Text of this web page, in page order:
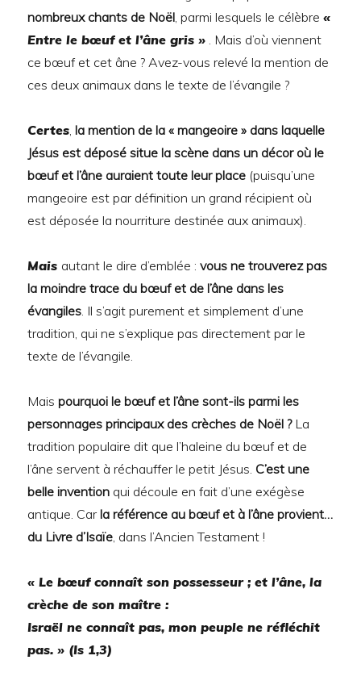
nombreux chants de Noël , parmi lesquels le célèbre«
Entre le bœuf et l’âne gris » . Mais d’où viennent
ce bœuf et cet âne ? Avez-vous relevé la mention de
ces deux animaux dans le texte de l’évangile ?
Certes la mention de la « mangeoire » dans laquelle
Jésus est déposé situe la scène dans un décor où le
bœuf et l’âne auraient toute leur place (puisqu’une
mangeoire est par définition un grand récipient où
est déposée la nourriture destinée aux animaux).
Mais autant le dire d’emblée :vous ne trouverez pas
la moindre trace du bœuf et de l’âne dans les
évangiles . Il s’agit purement et simplement d’une
tradition, qui ne s’explique pas directement par le
texte de l’évangile.
Maispourquoi le bœuf et l’âne sont-ils parmi les
personnages principaux des crèches de Noël ?La
tradition populaire dit que l’haleine du bœuf et de
l’âne servent à réchauffer le petit Jésus. C’est une
belle invention qui découle en fait d’une exégèse
antique. Car la référence au bœuf et à l’âne provient…
du Livre d’Isaïe , dans l’Ancien Testament !
« Le bœuf connaît son possesseur ; et l’âne, la
crèche de son maître :
Israël ne connaît pas, mon peuple ne réfléchit
pas. » (Is 1,3)